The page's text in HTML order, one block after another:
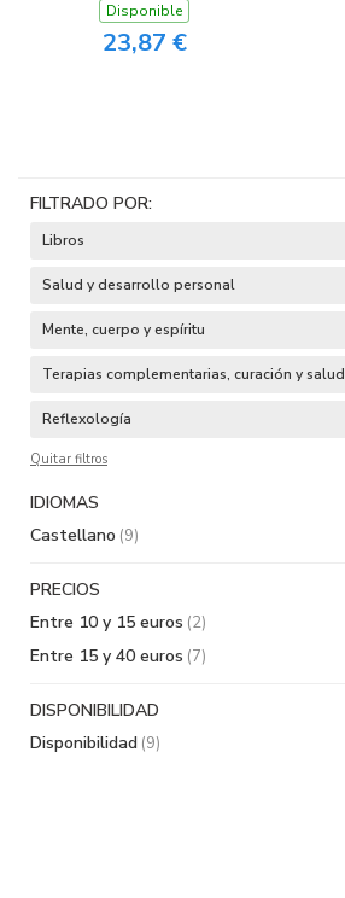
Disponible
23,87 €
FILTRADO POR:
Libros
Salud y desarrollo personal
Mente, cuerpo y espíritu
Terapias complementarias, curación y salud
Reflexología
Quitar filtros
IDIOMAS
Castellano (9)
PRECIOS
Entre 10 y 15 euros (2)
Entre 15 y 40 euros (7)
DISPONIBILIDAD
Disponibilidad (9)